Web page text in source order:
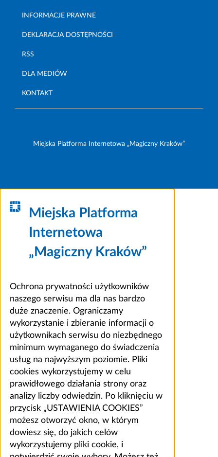
INFORMACJE PRAWNE
DEKLARACJA DOSTĘPNOŚCI
RSS
DLA MEDIÓW
KONTAKT
Miejska Platforma Internetowa „Magiczny Kraków”
Miejska Platforma
Internetowa
„Magiczny Kraków”
Ochrona prywatności użytkowników
naszego serwisu ma dla nas bardzo
duże znaczenie. Ograniczamy
wykorzystanie i zbieranie informacji o
użytkownikach serwisu do niezbędnego
minimum wymaganego do świadczenia
usług na najwyższym poziomie. Pliki
cookies wykorzystujemy w celu
prawidłowego działania strony oraz
analizy liczby odwiedzin. Po kliknięciu w
przycisk „USTAWIENIA COOKIES”
możesz otworzyć okno, w którym
dowiesz się, do jakich celów
wykorzystujemy pliki cookie, i